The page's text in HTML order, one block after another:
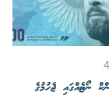
ނޯޓެއްގައި ޖެހުމުގެ